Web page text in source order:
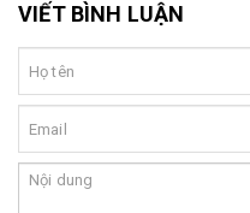
VIẾT BÌNH LUẬN